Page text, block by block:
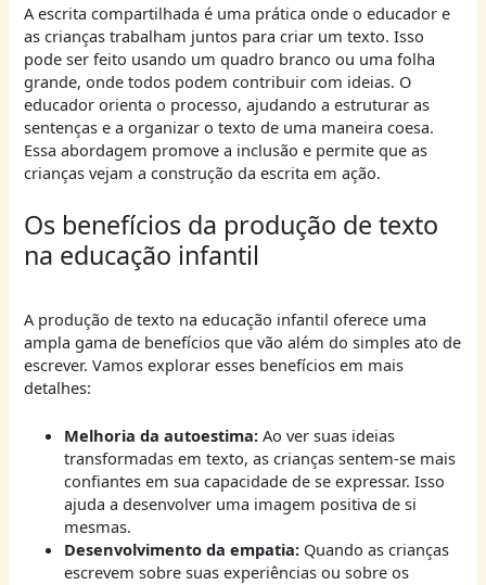
A escrita compartilhada é uma prática onde o educador e
as crianças trabalham juntos para criar um texto. Isso
pode ser feito usando um quadro branco ou uma folha
grande, onde todos podem contribuir com ideias. O
educador orienta o processo, ajudando a estruturar as
sentenças e a organizar o texto de uma maneira coesa.
Essa abordagem promove a inclusão e permite que as
crianças vejam a construção da escrita em ação.
Os benefícios da produção de texto
na educação infantil
A produção de texto na educação infantil oferece uma
ampla gama de benefícios que vão além do simples ato de
escrever. Vamos explorar esses benefícios em mais
detalhes:
Melhoria da autoestima:Ao ver suas ideias
transformadas em texto, as crianças sentem-se mais
confiantes em sua capacidade de se expressar. Isso
ajuda a desenvolver uma imagem positiva de si
mesmas.
Desenvolvimento da empatia:Quando as crianças
escrevem sobre suas experiências ou sobre os